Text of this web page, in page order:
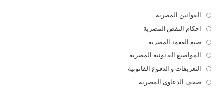
القوانين المصرية
in
a
new
tab
احكام النقض المصرية
a
new
صيغ العقود المصرية
in
a
new
المواضيع القانونية المصرية
inالتعريفات و الدفوع القانونية
صحف الدعاوى المصرية